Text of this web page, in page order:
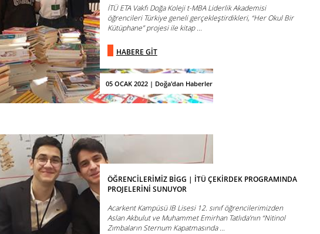
05 OCAK 2022 | Doğa'dan Haberler
İTÜ ETA Vakfı Doğa Koleji t-MBA Liderlik Akademisi
öğrencileri Türkiye geneli gerçekleştirdikleri, “Her Okul Bir
Kütüphane” projesi ile kitap ...
HABERE GİT
ÖĞRENCİLERİMİZ BİGG | İTÜ ÇEKİRDEK PROGRAMINDA
PROJELERİNİ SUNUYOR
Acarkent Kampüsü IB Lisesi 12. sınıf öğrencilerimizden
Aslan Akbulut ve Muhammet Emirhan Tatlıda’nın “Nitinol
Zımbaların Sternum Kapatmasında ...